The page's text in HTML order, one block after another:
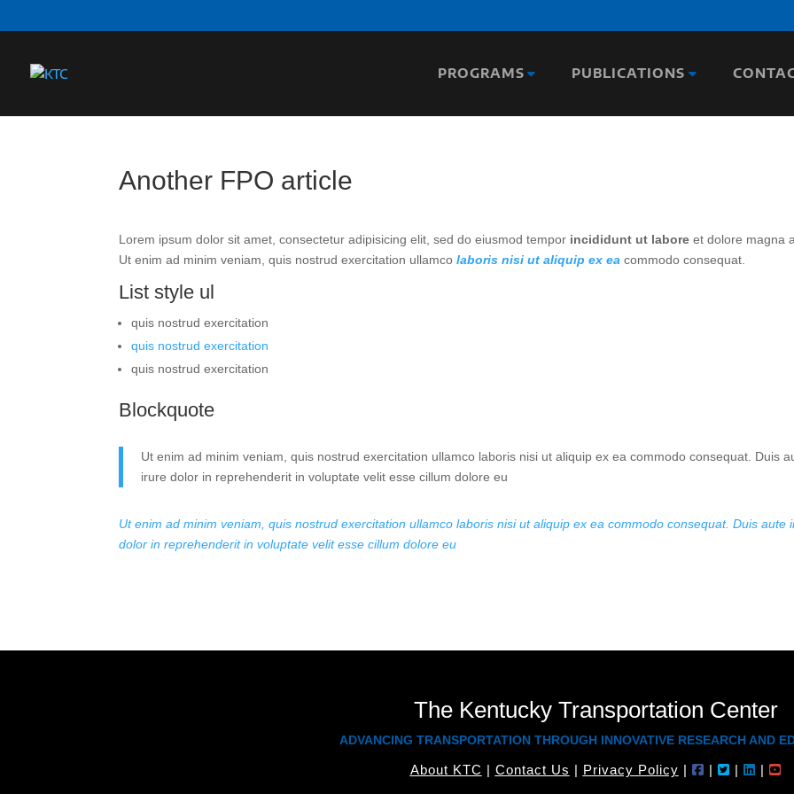
PROGRAMS PUBLICATIONS
Another FPO article
Lorem ipsum dolor sit amet, consectetur adipisicing elit, sed do eiusmod tempor incididunt ut labore et dolore magna
Ut enim ad minim veniam, quis nostrud exercitation ullamcolaboris nisi ut aliquip ex ea commodo consequat.
List style ul
quis nostrud exercitation
quis nostrud exercitation
quis nostrud exercitation
Blockquote
Ut enim ad minim veniam, quis nostrud exercitation ullamco laboris nisi ut aliquip ex ea commodo consequat. Duis
irure dolor in reprehenderit in voluptate velit esse cillum dolore eu
Ut enim ad minim veniam, quis nostrud exercitation ullamco laboris nisi ut aliquip ex ea commodo consequat. Duis aute
dolor in reprehenderit in voluptate velit esse cillum dolore eu
The Kentucky Transportation Center
ADVANCING TRANSPORTATION THROUGH INNOVATIVE RESEARCH AND
About KTC | Contact Us | Privacy Policy | | | |